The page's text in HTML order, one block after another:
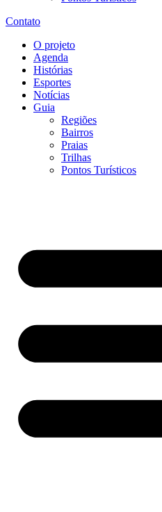
Contato
O projeto
Agenda
Histórias
Esportes
Notícias
Guia
Regiões
Bairros
Praias
Trilhas
Pontos Turísticos